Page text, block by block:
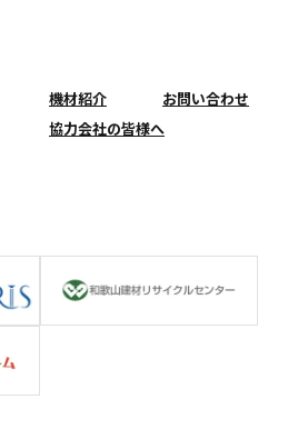
機材紹介
お問い合わせ
協力会社の皆様へ